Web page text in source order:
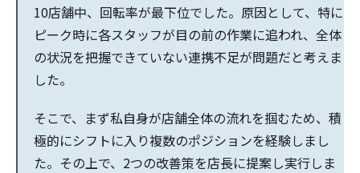
10店舗中、回転率が最下位でした。原因として、特に
ピーク時に各スタッフが目の前の作業に追われ、全体
の状況を把握できていない連携不足が問題だと考えま
した。
そこで、まず私自身が店舗全体の流れを掴むため、積
極的にシフトに入り複数のポジションを経験しまし
た。その上で、2つの改善策を店長に提案し実行しま